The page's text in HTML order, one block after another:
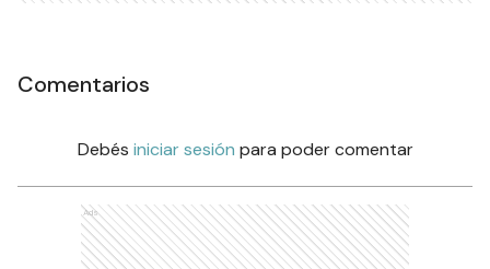
Comentarios
Debés iniciar sesión para poder comentar
Ads